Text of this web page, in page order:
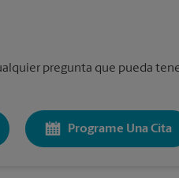
pregunta que pueda
Programe Una Cita